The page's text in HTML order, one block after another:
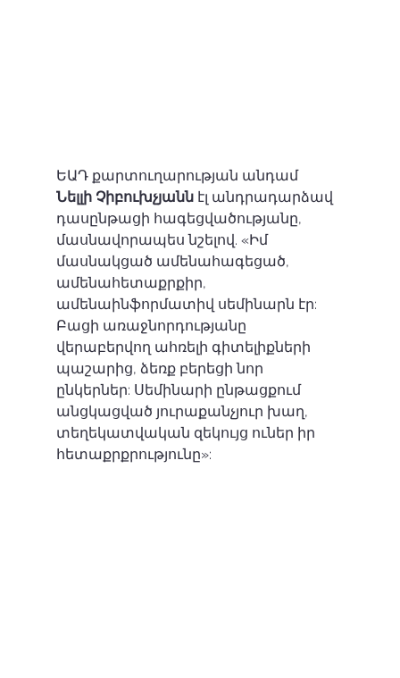
ԵԱԴ քարտուղարության անդամ
Նելլի Չիբուխչյանն էլ անդրադարձավ
դասընթացի հագեցվածությանը,
մասնավորապես նշելով. «Իմ
մասնակցած ամենահագեցած,
ամենահետաքրքիր,
ամենաինֆորմատիվ սեմինարն էր:
Բացի առաջնորդությանը
վերաբերվող ահռելի գիտելիքների
պաշարից, ձեռք բերեցի նոր
ընկերներ: Սեմինարի ընթացքում
անցկացված յուրաքանչյուր խաղ,
տեղեկատվական զեկույց ուներ իր
հետաքրքրությունը»: